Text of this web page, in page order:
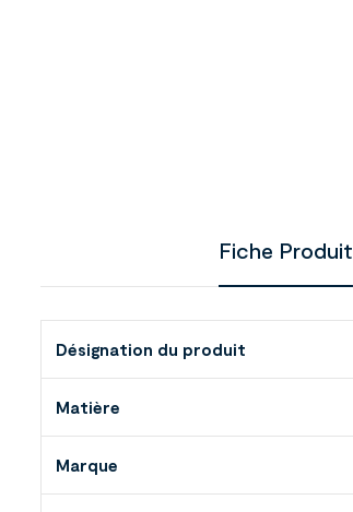
Fiche Produit
Désignation du produit
Matière
Marque